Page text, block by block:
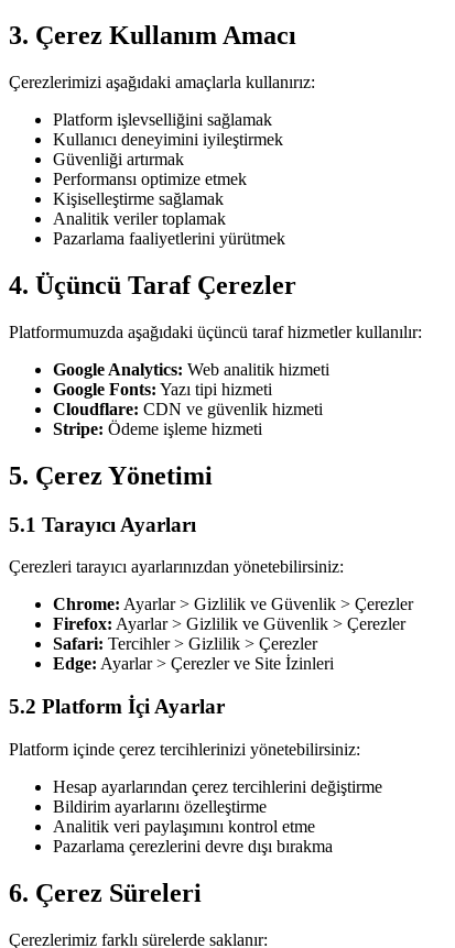
3. Çerez Kullanım Amacı
Çerezlerimizi aşağıdaki amaçlarla kullanırız:
Platform işlevselliğini sağlamak
Kullanıcı deneyimini iyileştirmek
Güvenliği artırmak
Performansı optimize etmek
Kişiselleştirme sağlamak
Analitik veriler toplamak
Pazarlama faaliyetlerini yürütmek
4. Üçüncü Taraf Çerezler
Platformumuzda aşağıdaki üçüncü taraf hizmetler kullanılır:
Google Analytics: Web analitik hizmeti
Google Fonts: Yazı tipi hizmeti
Cloudflare: CDN ve güvenlik hizmeti
Stripe: Ödeme işleme hizmeti
5. Çerez Yönetimi
5.1 Tarayıcı Ayarları
Çerezleri tarayıcı ayarlarınızdan yönetebilirsiniz:
Chrome: Ayarlar > Gizlilik ve Güvenlik > Çerezler
Firefox: Ayarlar > Gizlilik ve Güvenlik > Çerezler
Safari: Tercihler > Gizlilik > Çerezler
Edge: Ayarlar > Çerezler ve Site İzinleri
5.2 Platform İçi Ayarlar
Platform içinde çerez tercihlerinizi yönetebilirsiniz:
Hesap ayarlarından çerez tercihlerini değiştirme
Bildirim ayarlarını özelleştirme
Analitik veri paylaşımını kontrol etme
Pazarlama çerezlerini devre dışı bırakma
6. Çerez Süreleri
Çerezlerimiz farklı sürelerde saklanır: